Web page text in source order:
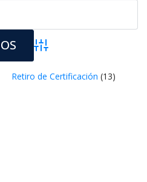
Búsqueda avanzada
Retiro de Certificación (13)